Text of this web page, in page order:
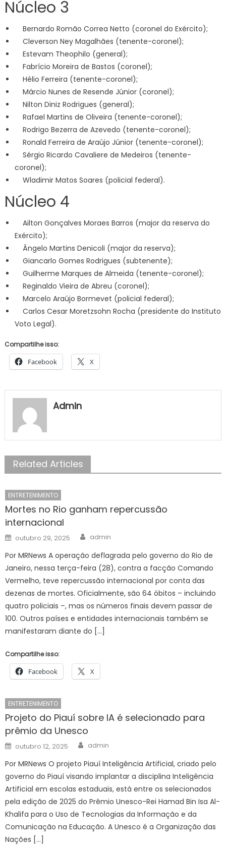
Núcleo 3
Bernardo Romão Correa Netto (coronel do Exército);
Cleverson Ney Magalhães (tenente-coronel);
Estevam Theophilo (general);
Fabrício Moreira de Bastos (coronel);
Hélio Ferreira (tenente-coronel);
Márcio Nunes de Resende Júnior (coronel);
Nilton Diniz Rodrigues (general);
Rafael Martins de Oliveira (tenente-coronel);
Rodrigo Bezerra de Azevedo (tenente-coronel);
Ronald Ferreira de Araújo Júnior (tenente-coronel);
Sérgio Ricardo Cavaliere de Medeiros (tenente-
coronel);
Wladimir Matos Soares (policial federal).
Núcleo 4
Ailton Gonçalves Moraes Barros (major da reserva do
Exército);
Ângelo Martins Denicoli (major da reserva);
Giancarlo Gomes Rodrigues (subtenente);
Guilherme Marques de Almeida (tenente-coronel);
Reginaldo Vieira de Abreu (coronel);
Marcelo Araújo Bormevet (policial federal);
Carlos Cesar Moretzsohn Rocha (presidente do Instituto
Voto Legal).
Compartilhe isso:
Facebook X
Admin
Related Articles
ENTRETENIMENTO
Mortes no Rio ganham repercussão
internacional
Posted
on
outubro 29, 2025 Author
admin
Por MRNews A operação deflagrada pelo governo do Rio de
Janeiro, nessa terça-feira (28), contra a facção Comando
Vermelho, teve repercussão internacional por conta das
dezenas de mortes. Oficialmente, são 64 óbitos – incluindo
quatro policiais –, mas os números finais devem passar de
100. Outros países e entidades internacionais também se
manifestaram diante do […]
Compartilhe isso:
Facebook X
ENTRETENIMENTO
Projeto do Piauí sobre IA é selecionado para
prêmio da Unesco
Posted
on
outubro 12, 2025 Author
admin
Por MRNews O projeto Piauí Inteligência Artificial, criado pelo
governo do Piauí visando implantar a disciplina Inteligência
Artificial em escolas estaduais, está entre os selecionados
pela edição de 2025 do Prêmio Unesco-Rei Hamad Bin Isa Al-
Khalifa para o Uso de Tecnologias da Informação e da
Comunicação na Educação. A Unesco é a Organização das
Nações […]